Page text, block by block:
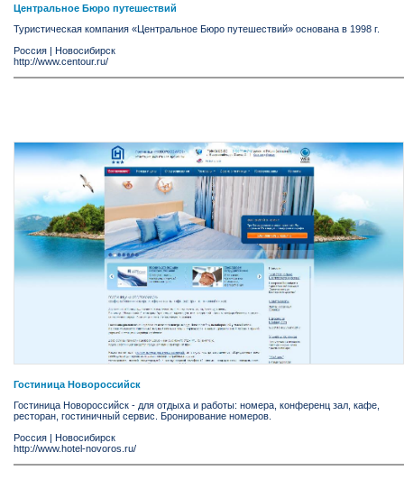
Центральное Бюро путешествий
Туристическая компания «Центральное Бюро путешествий» основана в 1998 г.
Россия
Новосибирск
http://www.centour.ru/
Гостиница Новороссийск
Гостиница Новороссийск - для отдыха и работы: номера, конференц зал, кафе,
ресторан, гостиничный сервис. Бронирование номеров.
Россия | Новосибирск
http://www.hotel-novoros.ru/